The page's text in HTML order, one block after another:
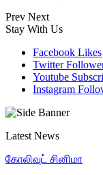
Prev Next
Stay With Us
Facebook Likes
Twitter
Youtube
Instagram
Latest News
கோலிவுட் சினிமா